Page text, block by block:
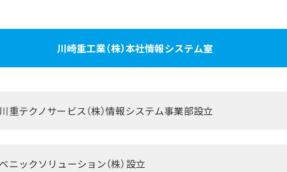
川崎重工業（株）本社情報システム室
重テクノサービス（株）情報システム事業部設立
ニックソリューション（株）設立